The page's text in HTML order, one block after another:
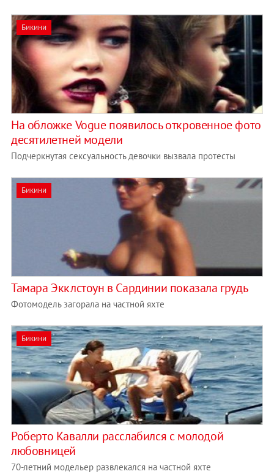
Бикини
На обложке Vogue появилось откровенное фото
десятилетней модели
Подчеркнутая сексуальность девочки вызвала протесты
Бикини
Тамара Экклстоун в Сардинии показала грудь
Фотомодель загорала на частной яхте
Бикини
Роберто Кавалли расслабился с молодой
любовницей
70-летний модельер развлекался на частной яхте